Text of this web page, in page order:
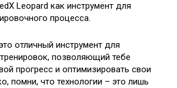
Leopard как инструмент для
процесса.
отличный инструмент для
позволяющий тебе
прогресс и оптимизировать свои
помни, что технологии – это лишь